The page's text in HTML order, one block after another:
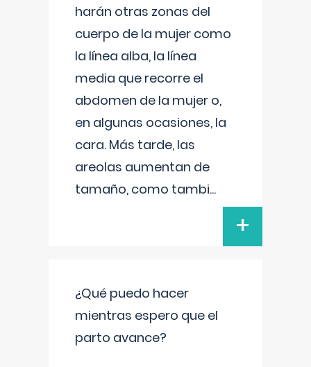
harán otras zonas del
cuerpo de la mujer como
la línea alba, la línea
media que recorre el
abdomen de la mujer o,
en algunas ocasiones, la
cara. Más tarde, las
areolas aumentan de
tamaño, como tambi...
+
¿Qué puedo hacer
mientras espero que el
parto avance?